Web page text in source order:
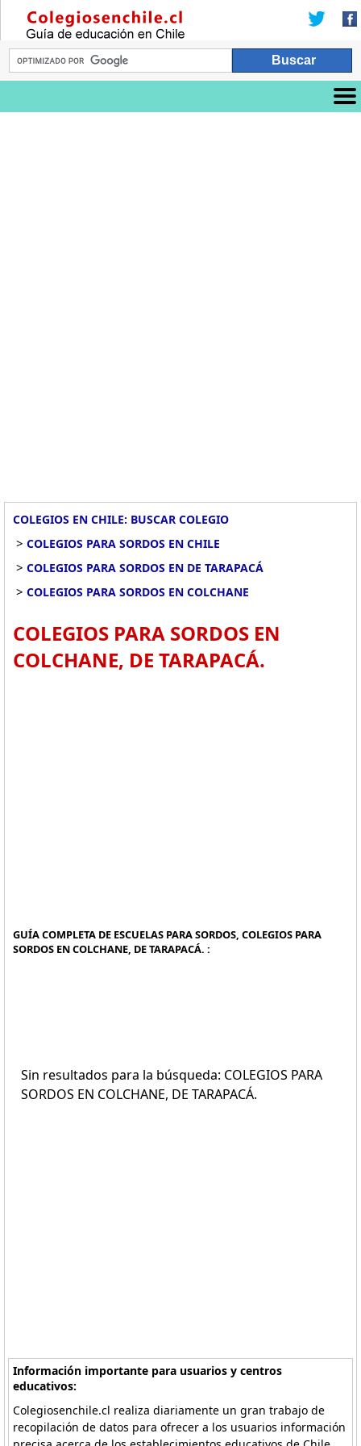
COLEGIOS EN CHILE: BUSCAR COLEGIO
> COLEGIOS PARA SORDOS EN CHILE
> COLEGIOS PARA SORDOS EN DE TARAPACÁ
> COLEGIOS PARA SORDOS EN COLCHANE
COLEGIOS PARA SORDOS EN
COLCHANE, DE TARAPACÁ.
GUÍA COMPLETA DE ESCUELAS PARA SORDOS, COLEGIOS PARA
SORDOS EN COLCHANE, DE TARAPACÁ. :
Sin resultados para la búsqueda: COLEGIOS PARA
SORDOS EN COLCHANE, DE TARAPACÁ.
Información importante para usuarios y centros
educativos:
Colegiosenchile.cl realiza diariamente un gran trabajo de
recopilación de datos para ofrecer a los usuarios información